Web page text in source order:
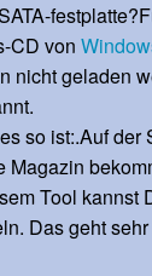
CD von
nicht geladen
so ist:.Auf der
Magazin
Tool kannst
Das geht